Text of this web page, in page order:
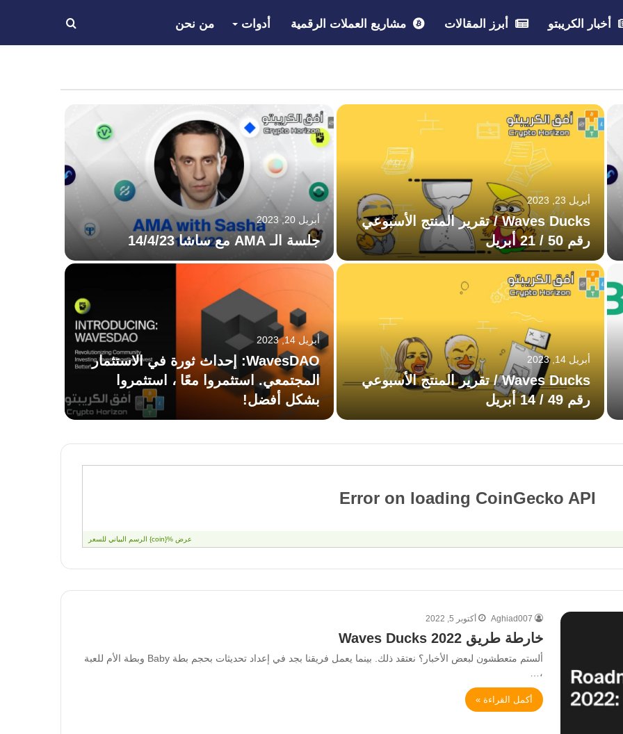
أخبار الكريبتو أبرز المقالات مشاريع العملات الرقمية أدوات من نحن بحث
أبريل 23, 2023
Waves Ducks / تقرير المنتج الأسبوعي
رقم 50 / 21 أبريل
أبريل 20, 2023
جلسة الـ AMA مع ساشا 14/4/23
أبريل 14, 2023
Waves Ducks / تقرير المنتج الأسبوعي
رقم 49 / 14 أبريل
أبريل 14, 2023
WavesDAO: إحداث ثورة في الاستثمار
المجتمعي. استثمروا معًا ، استثمروا
بشكل أفضل!
Aghiad007 أكتوبر 5, 2022
خارطة طريق Waves Ducks 2022
ألستم متعطشون لبعض الأخبار؟ نعتقد ذلك. بينما يعمل فريقنا بجد في إعداد تحديثات بحجم بطة Baby وبطة الأم للعبة
،…
أكمل القراءة »